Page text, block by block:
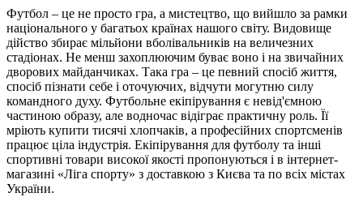
Футбол – це не просто гра, а мистецтво, що вийшло за рамки
національного у багатьох країнах нашого світу. Видовище
дійство збирає мільйони вболівальників на величезних
стадіонах. Не менш захоплюючим буває воно і на звичайних
дворових майданчиках. Така гра – це певний спосіб життя,
спосіб пізнати себе і оточуючих, відчути могутню силу
командного духу. Футбольне екіпірування є невід'ємною
частиною образу, але водночас відіграє практичну роль. Її
мріють купити тисячі хлопчаків, а професійних спортсменів
працює ціла індустрія. Екіпірування для футболу та інші
спортивні товари високої якості пропонуються і в інтернет-
магазині «Ліга спорту» з доставкою з Києва та по всіх містах
України.